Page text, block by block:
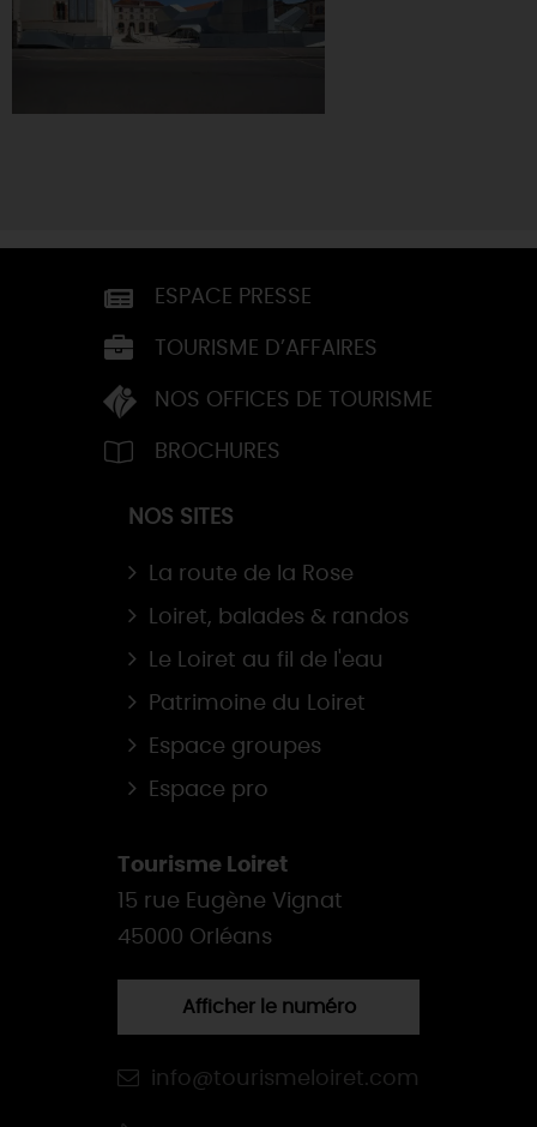
ESPACE PRESSE
TOURISME D’AFFAIRES
NOS OFFICES DE TOURISME
BROCHURES
NOS SITES
La route de la Rose
Loiret, balades & randos
Le Loiret au fil de l'eau
Patrimoine du Loiret
Espace groupes
Espace pro
Tourisme Loiret
15 rue Eugène Vignat
45000 Orléans
Afficher le numéro
info@tourismeloiret.com